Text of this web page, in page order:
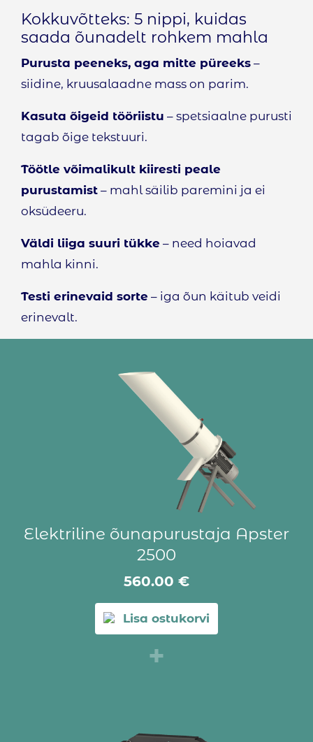
Kokkuvõtteks: 5 nippi, kuidas
saada õunadelt rohkem mahla
Purusta peeneks, aga mitte püreeks –
siidine, kruusalaadne mass on parim.
Kasuta õigeid tööriistu – spetsiaalne purusti
tagab õige tekstuuri.
Töötle võimalikult kiiresti peale
purustamist – mahl säilib paremini ja ei
oksüdeeru.
Väldi liiga suuri tükke – need hoiavad
mahla kinni.
Testi erinevaid sorte – iga õun käitub veidi
erinevalt.
Elektriline õunapurustaja Apster
2500
560.00 €
Lisa ostukorvi
+